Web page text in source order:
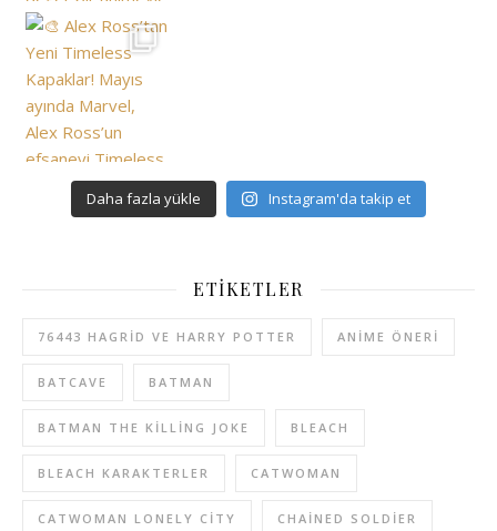
Daha fazla yükle Instagram'da takip et
ETIKETLER
76443 HAGRID VE HARRY POTTER ANIME ÖNERI
BATCAVE BATMAN
BATMAN THE KILLING JOKE BLEACH
BLEACH KARAKTERLER CATWOMAN
CATWOMAN LONELY CITY CHAINED SOLDIER